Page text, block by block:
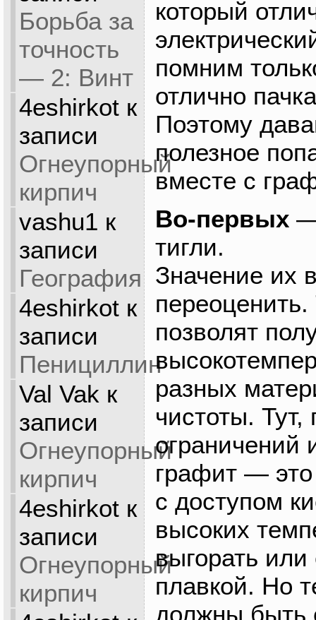
Борьба за
точность
— 2: Винт
4eshirkotк
записи
Огнеупорный
кирпич
vashu1 к
записи
География
4eshirkotк
записи
Пенициллин
Val Vak к
записи
Огнеупорный
кирпич
4eshirkotк
записи
Огнеупорный
кирпич
который
помним
отлично
Поэтому
полезное
вместе с
Во-первых—
тигли.
Значение их
переоценить.
позволят
разных
чистоты.
ограничений
графит — это
с доступом
высоких
выгорать или
плавкой. Но
должны быть